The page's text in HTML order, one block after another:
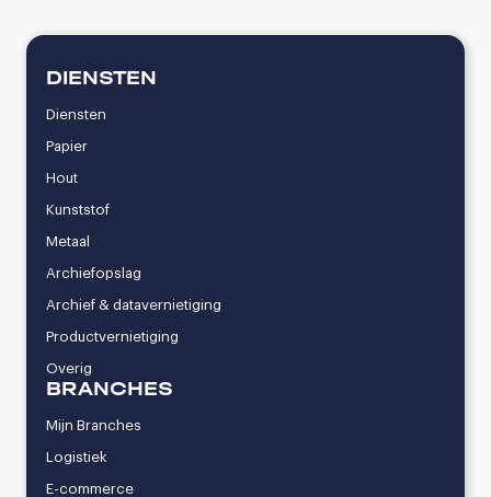
DIENSTEN
Diensten
Papier
Hout
Kunststof
Metaal
Archiefopslag
Archief & datavernietiging
Productvernietiging
Overig
BRANCHES
Mijn Branches
Logistiek
E-commerce